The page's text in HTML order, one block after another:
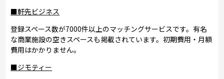
■軒先ビジネス
登録スペース数が7000件以上のマッチングサービスです。有名
な商業施設の空きスペースも掲載されています。初期費用・月額
費用はかかりません。
■ジモティー